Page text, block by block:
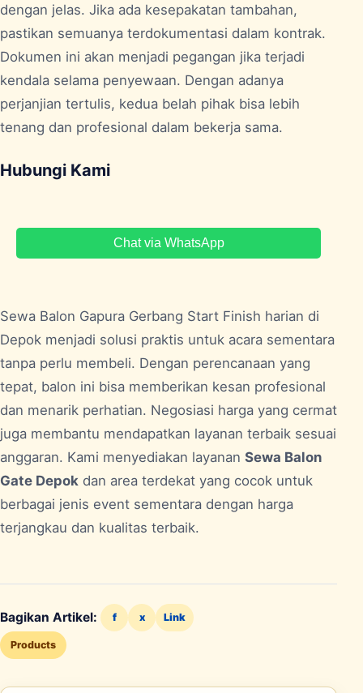
dengan jelas. Jika ada kesepakatan tambahan,
pastikan semuanya terdokumentasi dalam kontrak.
Dokumen ini akan menjadi pegangan jika terjadi
kendala selama penyewaan. Dengan adanya
perjanjian tertulis, kedua belah pihak bisa lebih
tenang dan profesional dalam bekerja sama.
Hubungi Kami
Chat via WhatsApp
Sewa Balon Gapura Gerbang Start Finish harian di
Depok menjadi solusi praktis untuk acara sementara
tanpa perlu membeli. Dengan perencanaan yang
tepat, balon ini bisa memberikan kesan profesional
dan menarik perhatian. Negosiasi harga yang cermat
juga membantu mendapatkan layanan terbaik sesuai
anggaran. Kami menyediakan layanan Sewa Balon
Gate Depok dan area terdekat yang cocok untuk
berbagai jenis event sementara dengan harga
terjangkau dan kualitas terbaik.
Bagikan Artikel: f x Link
Products